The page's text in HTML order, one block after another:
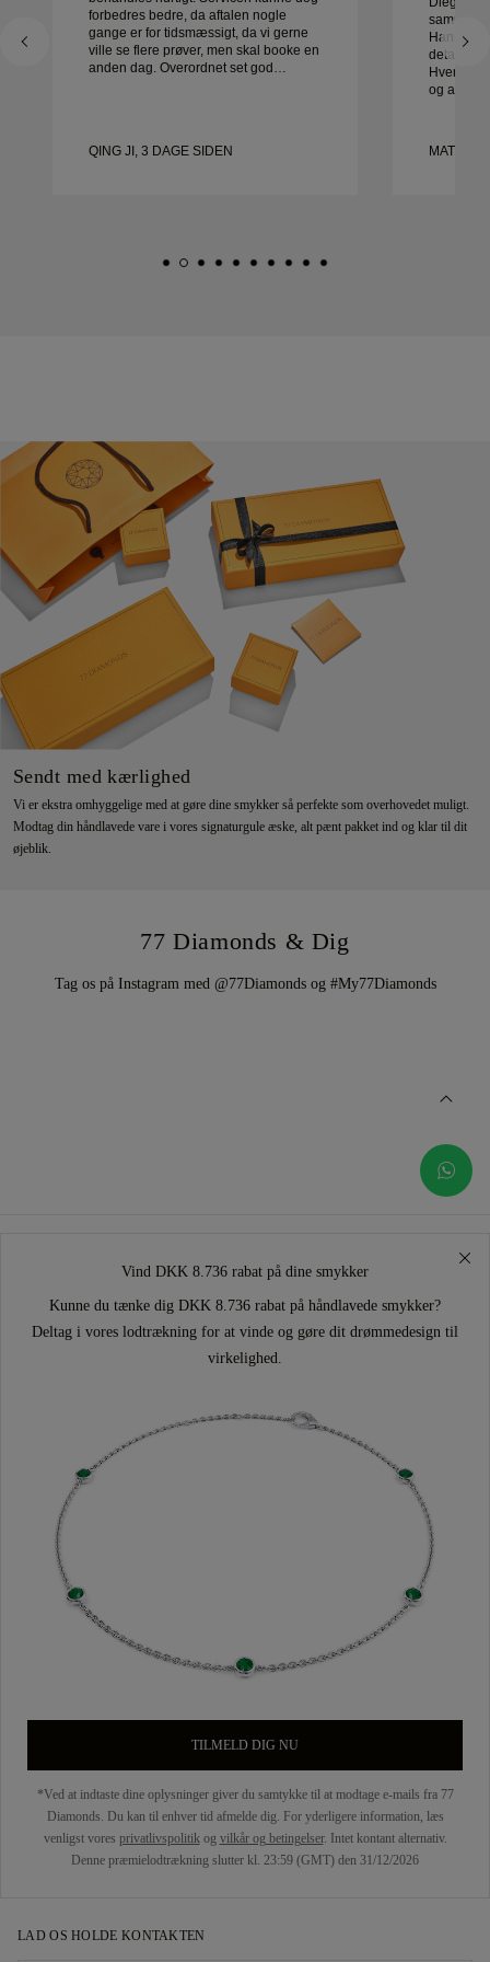
forbedres bedre, da aftalen nogle
gange er for tidsmæssigt, da vi gerne
ville se flere prøver, men skal booke en
anden dag. Overordnet set god
QING JI, 3 DAGE SIDEN
sammen
Hans
detaljer
Hver
og alt var
Sendt med kærlighed
Vi er ekstra omhyggelige med at gøre dine smykker så perfekte som overhovedet muligt.
Modtag din håndlavede vare i vores signaturgule æske, alt pænt pakket ind og klar til dit
øjeblik.
77 Diamonds & Dig
Tag os på Instagram med @77Diamonds og #My77Diamonds
Vind DKK 8.736 rabat på dine smykker
Kunne du tænke dig DKK 8.736 rabat på håndlavede smykker?
Deltag i vores lodtrækning for at vinde og gøre dit drømmedesign til
virkelighed.
TILMELD DIG NU
*Ved at indtaste dine oplysninger giver du samtykke til at modtage e-mails fra 77
Diamonds. Du kan til enhver tid afmelde dig. For yderligere information, læs
venligst vores privatlivspolitikog vilkår og betingelser. Intet kontant alternativ.
Denne præmielodtrækning slutter kl. 23:59 (GMT) den 31/12/2026
LAD OS HOLDE KONTAKTEN